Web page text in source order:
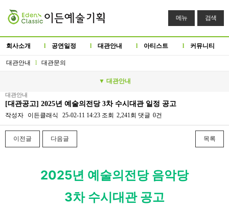
메뉴 검색
회사소개 l 공연일정 l 대관안내 l 아티스트 l 커뮤니티
대관안내 l 대관문의
▼ 대관안내
대관안내
[대관공고] 2025년 예술의전당 3차 수시대관 일정 공고
작성자 이든클래식 25-02-11 14:23 조회 2,241회 댓글 0건
이전글 다음글 목록
2025년 예술의전당 음악당
3차 수시대관 공고